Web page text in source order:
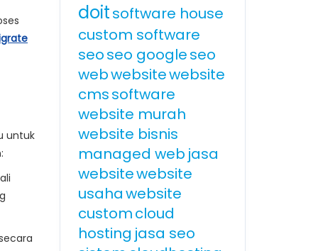
untuk
doitsoftware house
custom software
seoseo googleseo
webwebsitewebsite
cmssoftware
website murah
website bisnis
managed web jasa
websitewebsite
usahawebsite
customcloud
hosting jasa seo